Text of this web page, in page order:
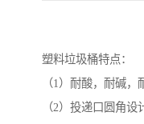
塑料垃圾桶特点：
（1）耐酸，耐碱，
（2）投递口圆角设